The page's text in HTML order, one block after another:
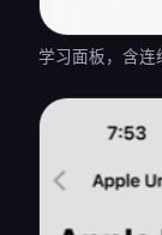
学习面板，含连